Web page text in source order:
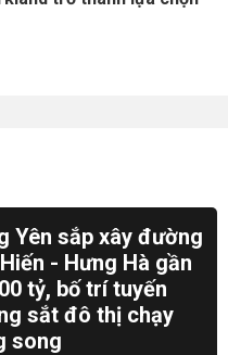
Yên sắp xây đường
- Hưng Hà gần
tỷ, bố trí tuyến
sắt đô thị chạy
song